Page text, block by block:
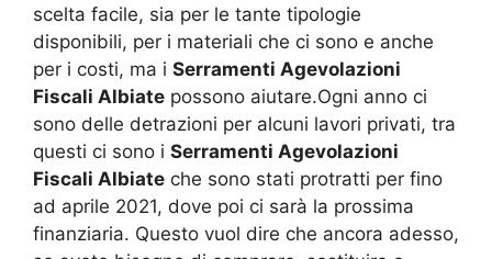
scelta facile, sia per le tante tipologie
disponibili, per i materiali che ci sono e anche
per i costi, ma i Serramenti Agevolazioni
Fiscali Albiate possono aiutare.Ogni anno ci
sono delle detrazioni per alcuni lavori privati, tra
questi ci sono i Serramenti Agevolazioni
Fiscali Albiate che sono stati protratti per fino
ad aprile 2021, dove poi ci sarà la prossima
finanziaria. Questo vuol dire che ancora adesso,